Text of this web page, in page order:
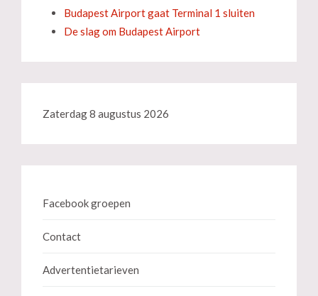
Budapest Airport gaat Terminal 1 sluiten
De slag om Budapest Airport
Zaterdag 8 augustus 2026
Facebook groepen
Contact
Advertentietarieven